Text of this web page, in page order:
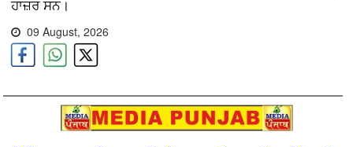
ਹਾਜ਼ਰ ਸਨ।
09 August, 2026